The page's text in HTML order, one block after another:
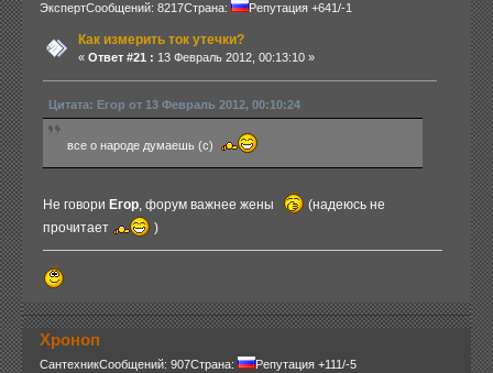
ЭкспертСообщений: 8217Страна: Репутация +641/-1
Как измерить ток утечки?
« Ответ #21 : 13 Февраль 2012, 00:13:10 »
Цитата: Егор от 13 Февраль 2012, 00:10:24
все о народе думаешь (с)
Не говори Егор, форум важнее жены
(надеюсь не
прочитает
)
Хроноп
СантехникСообщений: 907Страна: Репутация +111/-5